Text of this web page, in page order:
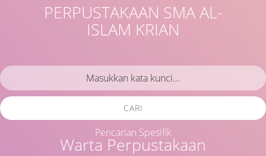
PERPUSTAKAAN SMA AL-
ISLAM KRIAN
Warta Perpustakaan
CARI
Pencarian Spesifik